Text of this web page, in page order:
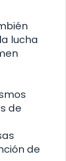
lucha
de
de